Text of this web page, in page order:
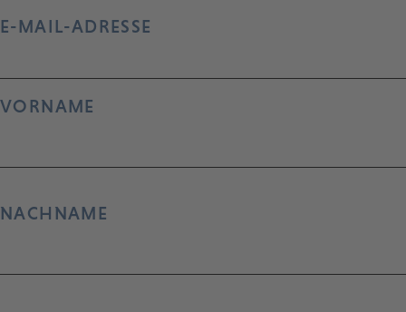
E-MAIL-ADRESSE
VORNAME
NACHNAME